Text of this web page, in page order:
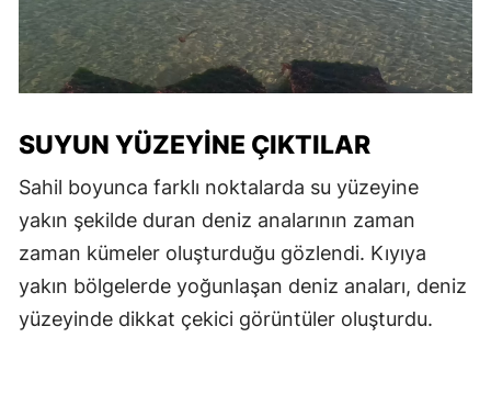
SUYUN YÜZEYİNE ÇIKTILAR
Sahil boyunca farklı noktalarda su yüzeyine
yakın şekilde duran deniz analarının zaman
zaman kümeler oluşturduğu gözlendi. Kıyıya
yakın bölgelerde yoğunlaşan deniz anaları, deniz
yüzeyinde dikkat çekici görüntüler oluşturdu.